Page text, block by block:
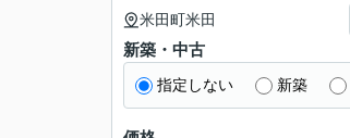
米田町米田
新築・中古
指定しない 新築